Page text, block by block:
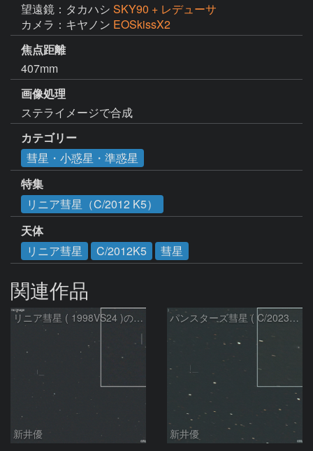
望遠鏡：タカハシ SKY90 + レデューサ
カメラ：キヤノン EOSkissX2
焦点距離
407mm
画像処理
ステライメージで合成
カテゴリー
彗星・小惑星・準惑星
特集
リニア彗星（C/2012 K5）
天体
リニア彗星
C/2012K5 彗星
関連作品
リニア彗星 ( 1998VS24 )の予報位置：2026/07/27
新井優
パンスターズ彗星 ( C/2023R1 )：2026/07/09
新井優